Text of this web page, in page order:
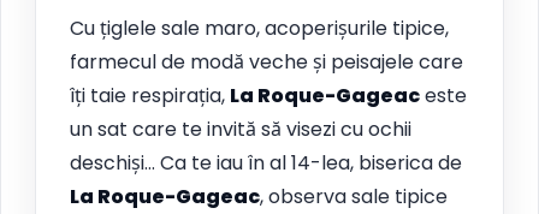
Cu țiglele sale maro, acoperișurile tipice,
farmecul de modă veche și peisajele care
îți taie respirația, La Roque-Gageaceste
un sat care te invită să visezi cu ochii
deschiși… Ca te iau în al 14-lea, biserica de
La Roque-Gageac, observa sale tipice